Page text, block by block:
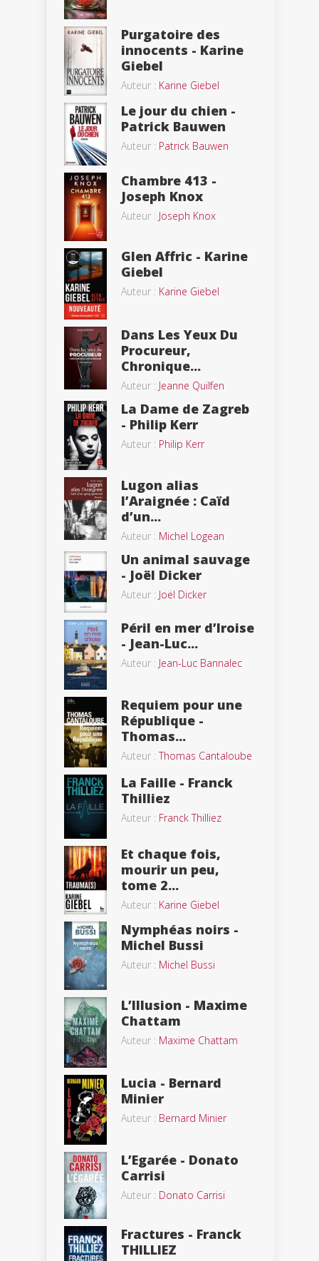
Purgatoire des
innocents - Karine
Giebel
Auteur : Karine Giebel
Le jour du chien -
Patrick Bauwen
Auteur : Patrick Bauwen
Chambre 413 -
Joseph Knox
Auteur : Joseph Knox
Glen Affric - Karine
Giebel
Auteur : Karine Giebel
Dans Les Yeux Du
Procureur,
Chronique...
Auteur : Jeanne Quilfen
La Dame de Zagreb
- Philip Kerr
Auteur : Philip Kerr
Lugon alias
l’Araignée : Caïd
d’un...
Auteur : Michel Logean
Un animal sauvage
- Joël Dicker
Auteur : Joël Dicker
Péril en mer d’Iroise
- Jean-Luc...
Auteur : Jean-Luc Bannalec
Requiem pour une
République -
Thomas...
Auteur :Thomas Cantaloube
La Faille - Franck
Thilliez
Auteur : Franck Thilliez
Et chaque fois,
mourir un peu,
tome 2...
Auteur : Karine Giebel
Nymphéas noirs -
Michel Bussi
Auteur : Michel Bussi
L’Illusion - Maxime
Chattam
Auteur : Maxime Chattam
Lucia - Bernard
Minier
Auteur : Bernard Minier
L’Egarée - Donato
Carrisi
Auteur : Donato Carrisi
Fractures - Franck
THILLIEZ